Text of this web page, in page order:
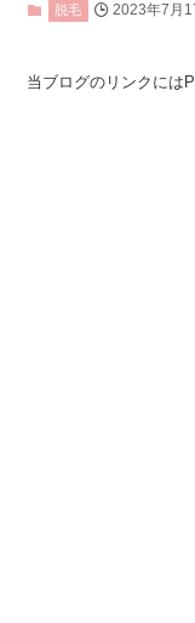
脱毛 2023年7月
当ブログのリンクには